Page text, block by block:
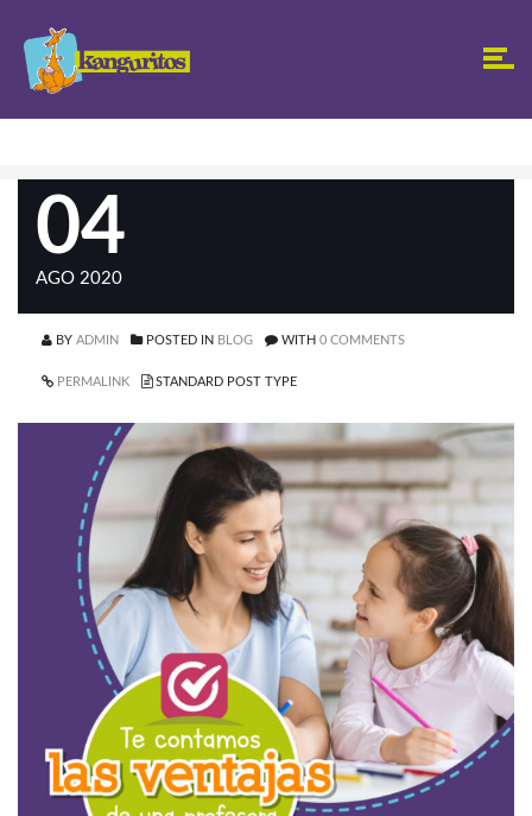
04
AGO 2020
BY ADMIN POSTED IN BLOG WITH 0 COMMENTS
PERMALINK STANDARD POST TYPE